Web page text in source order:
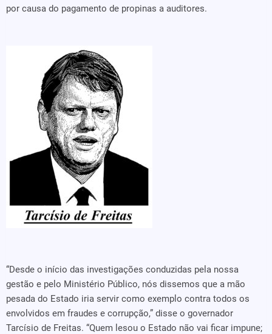
por causa do pagamento de propinas a auditores.
“Desde o início das investigações conduzidas pela nossa
gestão e pelo Ministério Público, nós dissemos que a mão
pesada do Estado iria servir como exemplo contra todos os
envolvidos em fraudes e corrupção,” disse o governador
Tarcísio de Freitas. “Quem lesou o Estado não vai ficar impune;